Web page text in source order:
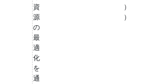
資
源
の
最
適
化
を
通
）
）